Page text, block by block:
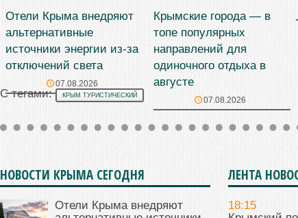
Отели Крыма внедряют
альтернативные
источники энергии из-за
отключений света
07.08.2026
Крымские города — в
топе популярных
направлений для
одиночного отдыха в
августе
07.08.2026
С тегами: КРЫМ ТУРИСТИЧЕСКИЙ
НОВОСТИ КРЫМА СЕГОДНЯ
Отели Крыма внедряют
ЛЕНТА
18:15